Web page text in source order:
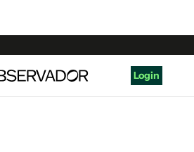
Login